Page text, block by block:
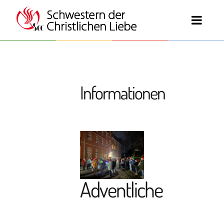
Informationen
Adventliche